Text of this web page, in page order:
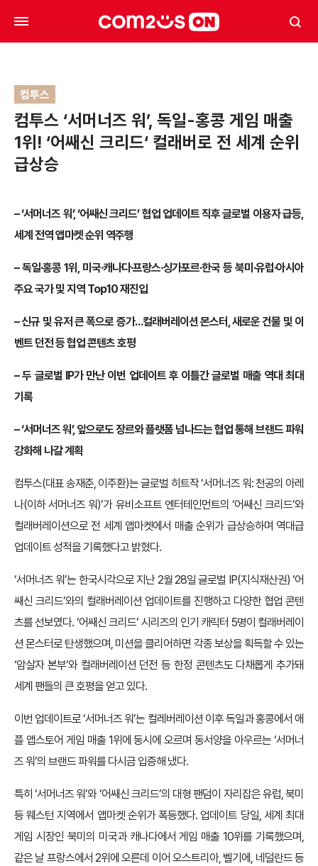
컴투스
컴투스 ‘서머너즈 워’, 독일-홍콩 게임 매출
1위! ‘어쌔신 크리드‘ 컬래버로 전 세계 순위
급상승
– ‘서머너즈 워’, ‘어쌔신 크리드’ 협업 업데이트 직후 글로벌 이용자 급등,
세계 전역 앱마켓 순위 역주행
– 독일∙홍콩 1위, 미국∙캐나다∙프랑스∙싱가포르∙한국 등 북미∙유럽∙아시아
주요 국가 및 지역 Top10 재진입
– 신규 및 유저 큰 폭으로 증가…컬래버레이션 몬스터, 새로운 건물 및 이
벤트 던전 등 협업 콘텐츠 호평
– 두 글로벌 IP가 만난 이번 업데이트 후 이틀간 글로벌 매출 역대 최대
기록
– ‘서머너즈 워’, 앞으로도 장르와 플랫폼 넘나드는 협업 통해 브랜드 파워
강화해 나갈 계획
컴투스(대표 송재준, 이주환)는 글로벌 히트작 ‘서머너즈 워: 천공의 아레
나(이하 서머너즈 워)’가 유비소프트 엔터테인먼트의 ‘어쌔신 크리드’와
컬래버레이션으로 전 세계 앱마켓에서 매출 순위가 급상승하며 역대급
업데이트 성적을 기록했다고 밝혔다.
‘서머너즈 워’는 한국시각으로 지난 2월 28일 글로벌 IP(지식재산권) ‘어
쌔신 크리드’와의 컬래버레이션 업데이트를 진행하고 다양한 협업 콘텐
츠를 선보였다. ‘어쌔신 크리드’ 시리즈의 인기 캐릭터 5명이 컬래버레이
션 몬스터로 탄생했으며, 미션을 클리어하면 각종 보상을 획득할 수 있는
‘암살자 본부’와 컬래버레이션 던전 등 한정 콘텐츠도 다채롭게 추가돼
세계 팬들의 큰 호평을 얻고 있다.
이번 업데이트로 ‘서머너즈 워’는 컬레버레이션 이후 독일과 홍콩에서 애
플 앱스토어 게임 매출 1위에 동시에 오르며 동서양을 아우르는 ‘서머너
즈 워’의 브랜드 파워를 다시금 입증해 냈다.
특히 ‘서머너즈 워’와 ‘어쌔신 크리드’의 대형 팬덤이 자리잡은 유럽, 북미
등 웨스턴 지역에서 앱마켓 순위가 폭등했다. 업데이트 당일, 세계 최대
게임 시장인 북미의 미국과 캐나다에서 게임 매출 10위를 기록했으며,
같은 날 프랑스에서 2위에 오른데 이어 오스트리아, 벨기에, 네덜란드 등